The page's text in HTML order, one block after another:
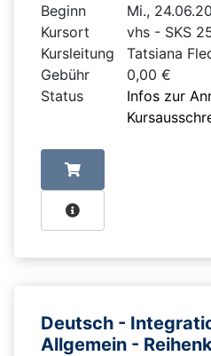
Beginn
Mi.,
Kursort
vhs - SKS
Kursleitung
Tatsiana
Gebühr
0,00 €
Status
Infos zur
Deutsch -
Allgemein -